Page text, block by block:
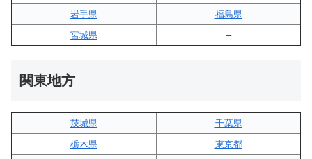
岩手県
福島県
宮城県
–
関東地方
茨城県
千葉県
栃木県
東京都